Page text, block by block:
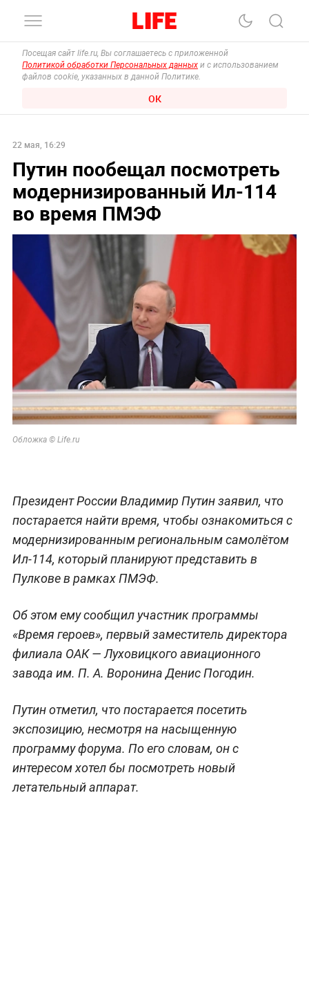
Посещая сайт life.ru, Вы соглашаетесь с приложенной
Политикой обработки Персональных данных и с использованием
файлов cookie, указанных в данной Политике.
ОК
22 мая, 16:29
Путин пообещал посмотреть
модернизированный Ил-114
во время ПМЭФ
Обложка © Life.ru
Президент России Владимир Путин заявил, что
постарается найти время, чтобы ознакомиться с
модернизированным региональным самолётом
Ил-114, который планируют представить в
Пулкове в рамках ПМЭФ.
Об этом ему сообщил участник программы
«Время героев», первый заместитель директора
филиала ОАК — Луховицкого авиационного
завода им. П. А. Воронина Денис Погодин.
Путин отметил, что постарается посетить
экспозицию, несмотря на насыщенную
программу форума. По его словам, он с
интересом хотел бы посмотреть новый
летательный аппарат.